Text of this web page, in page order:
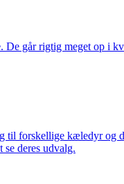
går rigtig meget op i
til forskellige kæledyr
deres udvalg.